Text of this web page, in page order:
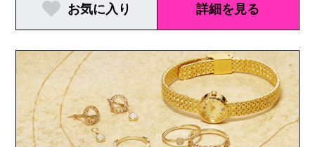
お気に入り 詳細を見る